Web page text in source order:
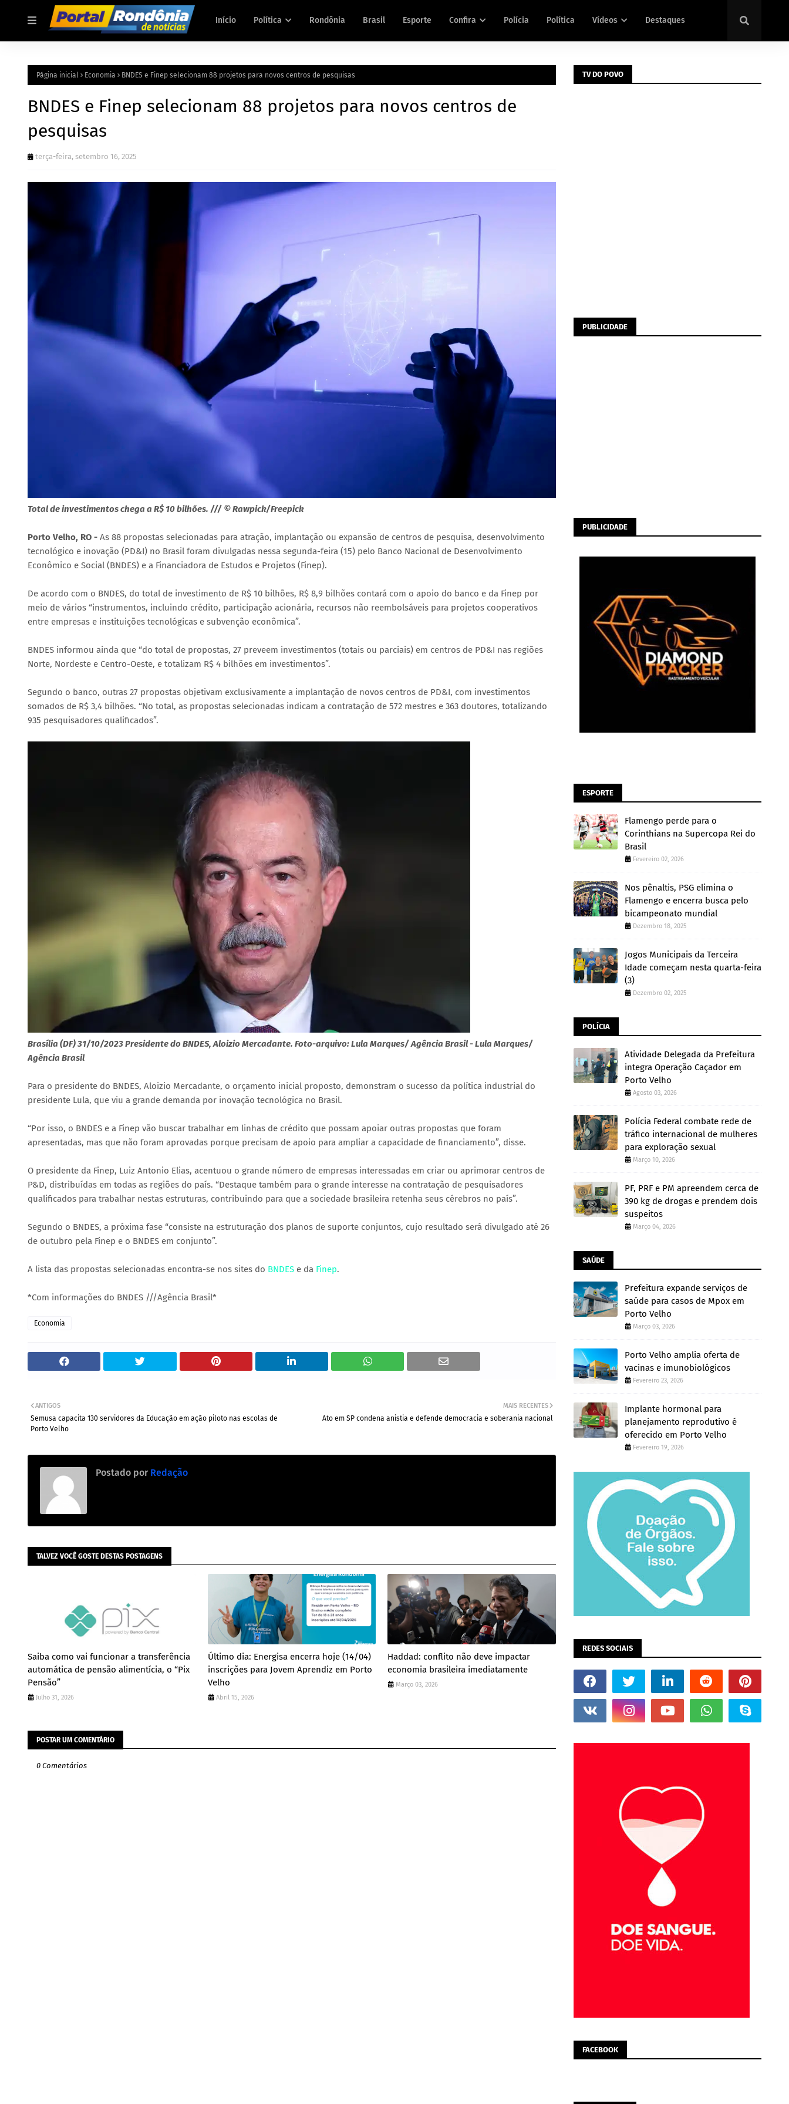
Início Política Rondônia Brasil Esporte Confira Polícia Política Vídeos Destaques
Página inicial Economia BNDES e Finep selecionam 88 projetos para novos centros de pesquisas
BNDES e Finep selecionam 88 projetos para novos centros de
pesquisas
terça-feira, setembro 16, 2025
Total de investimentos chega a R$ 10 bilhões. /// © Rawpick/Freepick
Porto Velho, RO - As 88 propostas selecionadas para atração, implantação ou expansão de centros de pesquisa, desenvolvimento
tecnológico e inovação (PD&I) no Brasil foram divulgadas nessa segunda-feira (15) pelo Banco Nacional de Desenvolvimento
Econômico e Social (BNDES) e a Financiadora de Estudos e Projetos (Finep).
De acordo com o BNDES, do total de investimento de R$ 10 bilhões, R$ 8,9 bilhões contará com o apoio do banco e da Finep por
meio de vários “instrumentos, incluindo crédito, participação acionária, recursos não reembolsáveis para projetos cooperativos
entre empresas e instituições tecnológicas e subvenção econômica”.
BNDES informou ainda que “do total de propostas, 27 preveem investimentos (totais ou parciais) em centros de PD&I nas regiões
Norte, Nordeste e Centro-Oeste, e totalizam R$ 4 bilhões em investimentos”.
Segundo o banco, outras 27 propostas objetivam exclusivamente a implantação de novos centros de PD&I, com investimentos
somados de R$ 3,4 bilhões. “No total, as propostas selecionadas indicam a contratação de 572 mestres e 363 doutores, totalizando
935 pesquisadores qualificados”.
Brasília (DF) 31/10/2023 Presidente do BNDES, Aloizio Mercadante. Foto-arquivo: Lula Marques/ Agência Brasil - Lula Marques/
Agência Brasil
Para o presidente do BNDES, Aloizio Mercadante, o orçamento inicial proposto, demonstram o sucesso da política industrial do
presidente Lula, que viu a grande demanda por inovação tecnológica no Brasil.
“Por isso, o BNDES e a Finep vão buscar trabalhar em linhas de crédito que possam apoiar outras propostas que foram
apresentadas, mas que não foram aprovadas porque precisam de apoio para ampliar a capacidade de financiamento”, disse.
O presidente da Finep, Luiz Antonio Elias, acentuou o grande número de empresas interessadas em criar ou aprimorar centros de
P&D, distribuídas em todas as regiões do país. “Destaque também para o grande interesse na contratação de pesquisadores
qualificados para trabalhar nestas estruturas, contribuindo para que a sociedade brasileira retenha seus cérebros no país”.
Segundo o BNDES, a próxima fase “consiste na estruturação dos planos de suporte conjuntos, cujo resultado será divulgado até 26
de outubro pela Finep e o BNDES em conjunto”.
A lista das propostas selecionadas encontra-se nos sites do BNDES e da Finep.
*Com informações do BNDES ///Agência Brasil*
Economia
MAIS RECENTES
Ato em SP condena anistia e defende democracia e soberania nacional
ANTIGOS
Semusa capacita 130 servidores da Educação em ação piloto nas escolas de
Porto Velho
Postado por Redação
TALVEZ VOCÊ GOSTE DESTAS POSTAGENS
Saiba como vai funcionar a transferência
automática de pensão alimentícia, o “Pix
Pensão”
Julho 31, 2026
Último dia: Energisa encerra hoje (14/04)
inscrições para Jovem Aprendiz em Porto
Velho
Abril 15, 2026
Haddad: conflito não deve impactar
economia brasileira imediatamente
Março 03, 2026
POSTAR UM COMENTÁRIO
0 Comentários
TV DO POVO
PUBLICIDADE
PUBLICIDADE
ESPORTE
Flamengo perde para o
Corinthians na Supercopa Rei do
Brasil
Fevereiro 02, 2026
Nos pênaltis, PSG elimina o
Flamengo e encerra busca pelo
bicampeonato mundial
Dezembro 18, 2025
Jogos Municipais da Terceira
Idade começam nesta quarta-feira
(3)
Dezembro 02, 2025
POLÍCIA
Atividade Delegada da Prefeitura
integra Operação Caçador em
Porto Velho
Agosto 03, 2026
Polícia Federal combate rede de
tráfico internacional de mulheres
para exploração sexual
Março 10, 2026
PF, PRF e PM apreendem cerca de
390 kg de drogas e prendem dois
suspeitos
Março 04, 2026
SAÚDE
Prefeitura expande serviços de
saúde para casos de Mpox em
Porto Velho
Março 03, 2026
Porto Velho amplia oferta de
vacinas e imunobiológicos
Fevereiro 23, 2026
Implante hormonal para
planejamento reprodutivo é
oferecido em Porto Velho
Fevereiro 19, 2026
REDES SOCIAIS
FACEBOOK